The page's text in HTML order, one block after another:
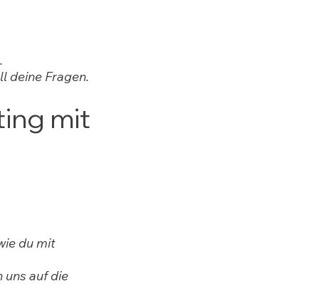
deine Fragen.
mit
du mit
uns auf die